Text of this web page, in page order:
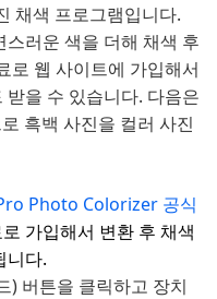
채색 프로그램입니다.
러운 색을 더해 채색 후
로 웹 사이트에 가입해서
을 수 있습니다. 다음은
흑백 사진을 컬러 사진
Photo Colorizer 공식
가입해서 변환 후 채색
니다.
버튼을 클릭하고 장치